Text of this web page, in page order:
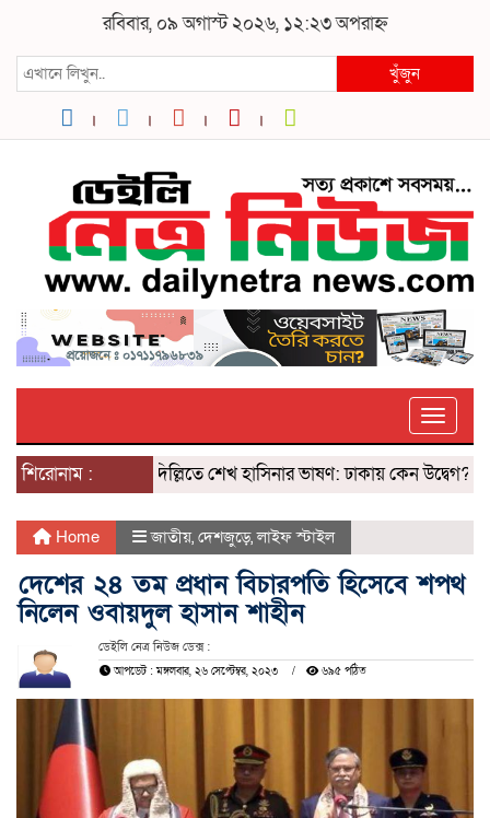
রবিবার, ০৯ অগাস্ট ২০২৬, ১২:২৩ অপরাহ্ন
খুঁজুন
শিরোনাম : দিল্লিতে শেখ হাসিনার ভাষণ: ঢাকায় কেন উদ্বেগ? ৫
Home জাতীয়, দেশজুড়ে,লাইফ স্টাইল
দেশের ২৪ তম প্রধান বিচারপতি হিসেবে শপথ
নিলেন ওবায়দুল হাসান শাহীন
ডেইলি নেত্র নিউজ ডেক্স :
আপডেট : মঙ্গলবার, ২৬ সেপ্টেম্বর, ২০২৩ ৬৯৫ পঠিত